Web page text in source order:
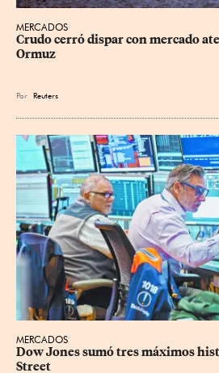
MERCADOS
Crudo cerró dispar con mercado
Ormuz
Por Reuters
MERCADOS
Dow Jones sumó tres máximos
Street